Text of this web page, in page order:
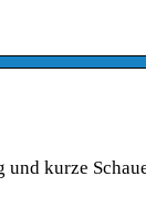
kurze